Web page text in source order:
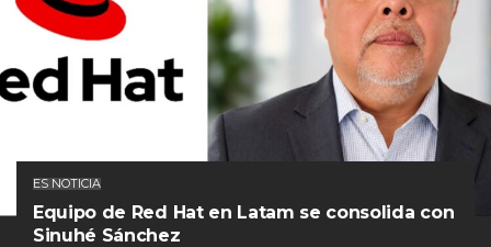
ES NOTICIA
Equipo de Red Hat en Latam se consolida con
Sinuhé Sánchez